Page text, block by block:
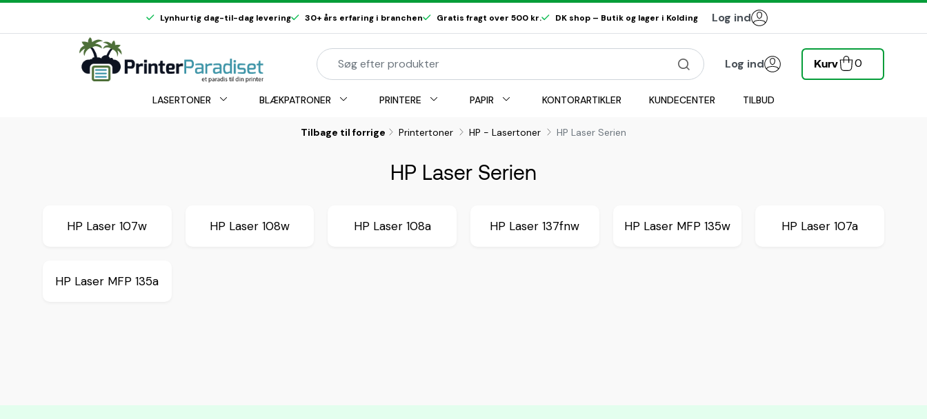
Lynhurtig dag-til-dag levering 30+ års erfaring i branchen Gratis fragt over 500 kr. DK shop – Butik og lager i Kolding Log ind
Log ind Kurv 0
LASERTONER BLÆKPATRONER PRINTERE PAPIR KONTORARTIKLER KUNDECENTER TILBUD
Tilbage til forrige Printertoner HP - Lasertoner HP Laser Serien
HP Laser Serien
HP Laser 107w HP Laser 108w HP Laser 108a HP Laser 137fnw HP Laser MFP 135w HP Laser 107a
HP Laser MFP 135a